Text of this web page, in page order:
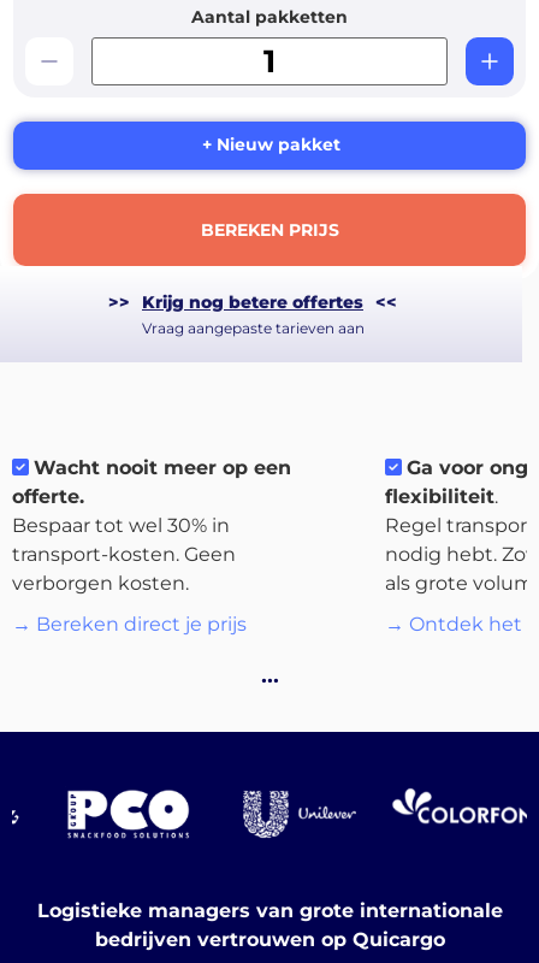
the
platform
Ontdek
Aantal pakketten
+ Nieuw pakket
BEREKEN PRIJS
>> Krijg nog betere offertes <<
Vraag aangepaste tarieven aan
Wacht nooit meer op een
offerte.
Bespaar tot wel 30% in
transport-kosten. Geen
verborgen kosten.
→ Bereken direct je prijs
Ga voor
flexibiliteit.
Regel
nodig hebt.
als grote
→ Ontdek het
…
Logistieke managers van grote internationale
bedrijven vertrouwen op Quicargo